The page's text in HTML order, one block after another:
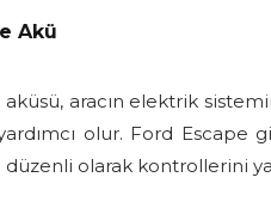
Akü
aracın elektrik
yardımcı olur. Ford
olarak kontrollerini